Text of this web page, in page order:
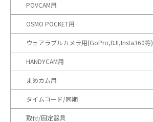
POVCAM用
OSMO POCKET用
ウェアラブルカメラ用(GoPro,DJI,Insta360等)
HANDYCAM用
まめカム用
タイムコード/同期
取付/固定器具